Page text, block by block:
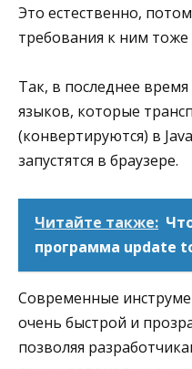
Это естественно,
требования к ним тоже
Так, в последнее
языков, которые
(конвертируются) в
запустятся в браузере.
Читайте также:
программа update
Современные
очень быстрой и
позволяя